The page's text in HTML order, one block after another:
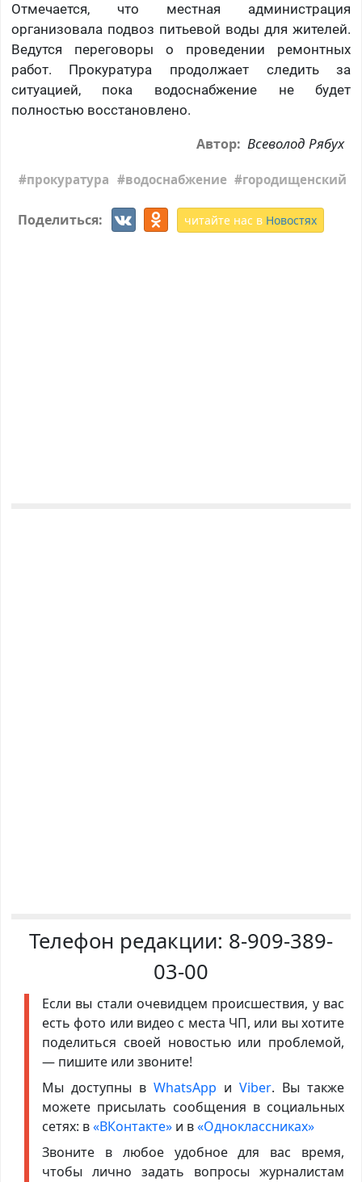
Отмечается, что местная администрация
организовала подвоз питьевой воды для жителей.
Ведутся переговоры о проведении ремонтных
работ. Прокуратура продолжает следить за
ситуацией, пока водоснабжение не будет
полностью восстановлено.
Автор: Всеволод Рябух
прокуратура водоснабжение городищенский
Поделиться: читайте нас в Новостях
Телефон редакции: 8-909-389-
03-00
Если вы стали очевидцем происшествия, у вас
есть фото или видео с места ЧП, или вы хотите
поделиться своей новостью или проблемой,
— пишите или звоните!
Мы доступны в WhatsApp иViber. Вы также
можете присылать сообщения в социальных
сетях: в«ВКонтакте»и в«Одноклассниках»
Звоните в любое удобное для вас время,
чтобы лично задать вопросы журналистам